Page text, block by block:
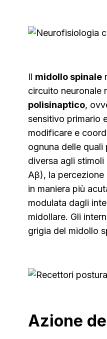
Il midollo spinale
circuito neuronale
polisinaptico,
sensitivo primario
modificare e
ognuna delle
diversa agli
Aβ), la
in maniera più
modulata dagli
midollare. Gli
grigia del midollo
Azione